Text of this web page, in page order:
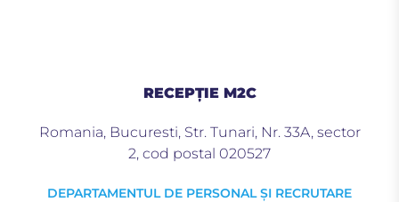
RECEPȚIE M2C
Romania, Bucuresti, Str. Tunari, Nr. 33A, sector
2, cod postal 020527
DEPARTAMENTUL DE PERSONAL ȘI RECRUTARE